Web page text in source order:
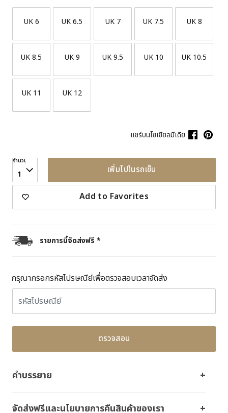
UK 6 UK 6.5 UK 7 UK 7.5 UK 8
UK 8.5 UK 9 UK 9.5 UK 10 UK 10.5
UK 11 UK 12
แชร์บนโซเชียลมีเดีย
จำนวน
1 เพิ่มไปในรถเข็น
Add to Favorites
รายการนี้จัดส่งฟรี *
กรุณากรอกรหัสไปรษณีย์เพื่อตรวจสอบเวลาจัดส่ง
ตรวจสอบ
คำบรรยาย
จัดส่งฟรีและนโยบายการคืนสินค้าของเรา